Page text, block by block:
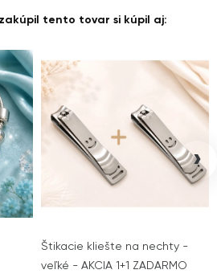
tento tovar si kúpil aj:
Štikacie kliešte na nechty -
veľké - AKCIA 1+1 ZADARMO
›